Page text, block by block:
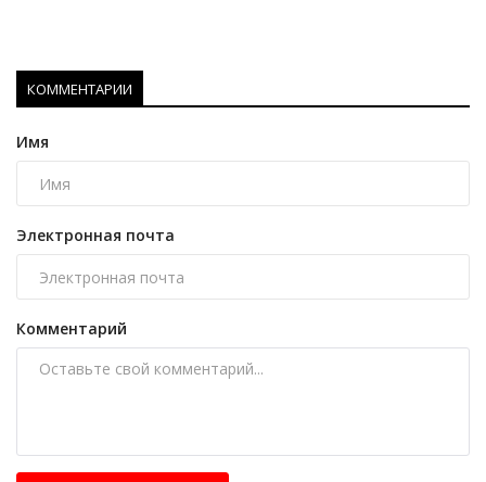
КОММЕНТАРИИ
Имя
Электронная почта
Комментарий